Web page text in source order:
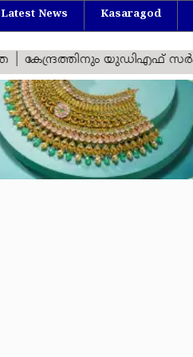
Latest News Kasaragod